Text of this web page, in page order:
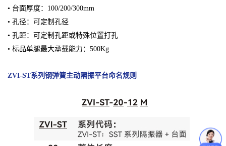
• 台面厚度：100/200/300mm
• 孔径：可定制孔径
• 孔距：可定制孔距或特殊位置打孔
• 标品单腿最大承载能力：500Kg
ZVI-ST系列钢弹簧主动隔振平台命名规则